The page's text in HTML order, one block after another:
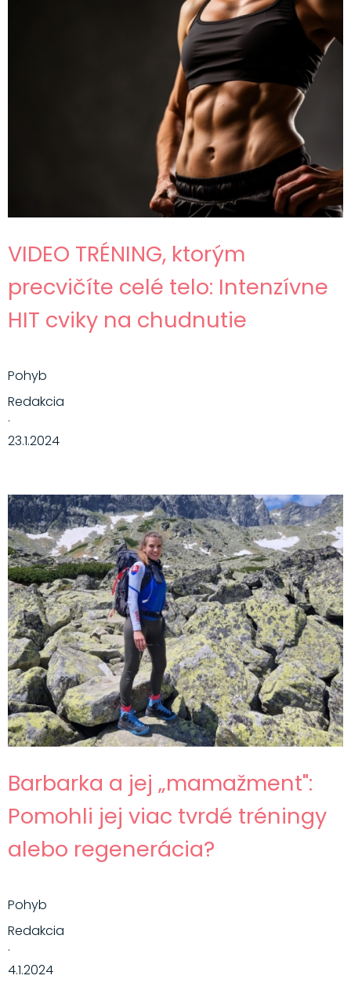
VIDEO TRÉNING, ktorým
precvičíte celé telo: Intenzívne
HIT cviky na chudnutie
Pohyb
Redakcia
·
23.1.2024
Barbarka a jej „mamažment":
Pomohli jej viac tvrdé tréningy
alebo regenerácia?
Pohyb
Redakcia
·
4.1.2024